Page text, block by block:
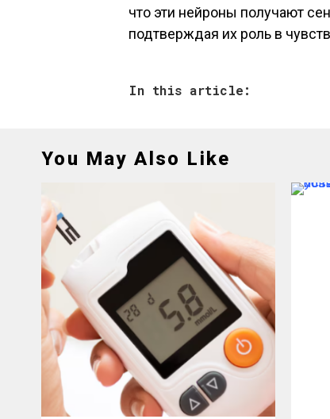
что эти нейроны получают
подтверждая их роль в
In this article:
You May Also Like